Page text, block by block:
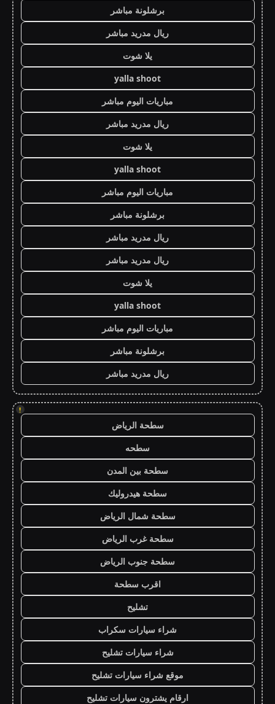
برشلونة مباشر
ريال مدريد مباشر
يلا شوت
yalla shoot
مباريات اليوم مباشر
ريال مدريد مباشر
يلا شوت
yalla shoot
مباريات اليوم مباشر
برشلونة مباشر
ريال مدريد مباشر
ريال مدريد مباشر
يلا شوت
yalla shoot
مباريات اليوم مباشر
برشلونة مباشر
ريال مدريد مباشر
!
سطحة الرياض
سطحه
سطحة بين المدن
سطحة هيدروليك
سطحة شمال الرياض
سطحة غرب الرياض
سطحة جنوب الرياض
اقرب سطحة
تشليح
شراء سيارات سكراب
شراء سيارات تشليح
موقع شراء سيارات تشليح
ارقام يشترون سيارات تشليح